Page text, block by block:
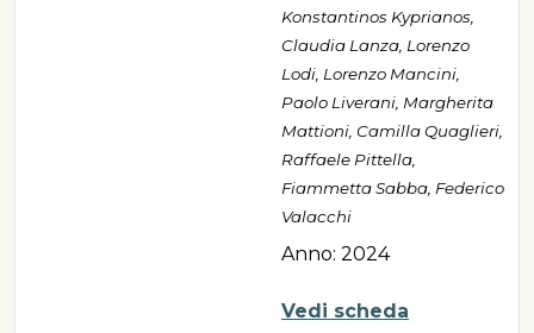
Konstantinos Kyprianos,
Claudia Lanza, Lorenzo
Lodi, Lorenzo Mancini,
Paolo Liverani, Margherita
Mattioni, Camilla Quaglieri,
Raffaele Pittella,
Fiammetta Sabba, Federico
Valacchi
Anno: 2024
Vedi scheda